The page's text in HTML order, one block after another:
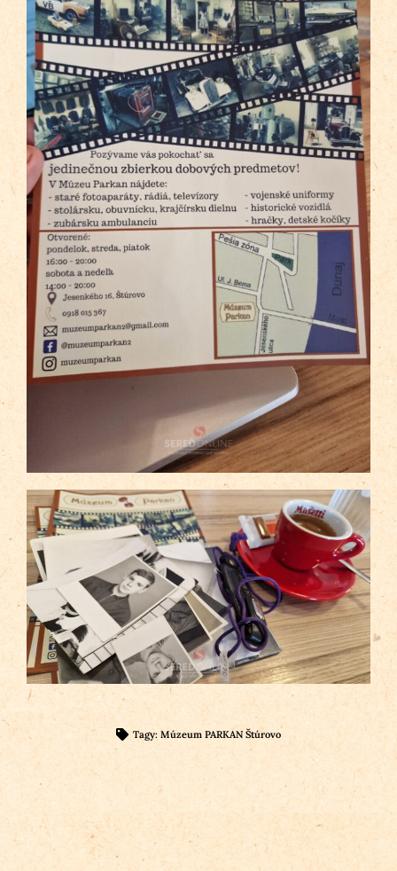
Tagy: Múzeum PARKAN Štúrovo